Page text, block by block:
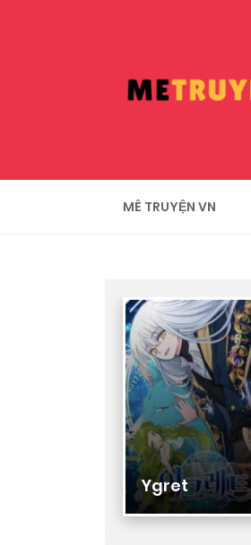
MÊ TRUYỆN VN
Ygret